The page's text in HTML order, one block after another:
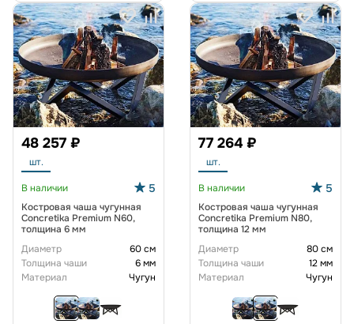
48 257 ₽
шт.
В наличии 5
Костровая чаша чугунная
Concretika Premium N60,
толщина 6 мм
Диаметр
60 см
Толщина чаши
6 мм
Материал
Чугун
77 264 ₽
шт.
В наличии 5
Костровая чаша чугунная
Concretika Premium N80,
толщина 12 мм
Диаметр
80 см
Толщина чаши
12 мм
Материал
Чугун